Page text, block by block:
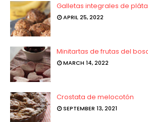
Galletas integrales de
APRIL 25, 2022
Minitartas de frutas del
MARCH 14, 2022
Crostata de melocotón
SEPTEMBER 13, 2021